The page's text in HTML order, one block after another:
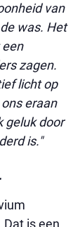
van
was. Het
zagen.
licht op
eraan
geluk door
is."
is een